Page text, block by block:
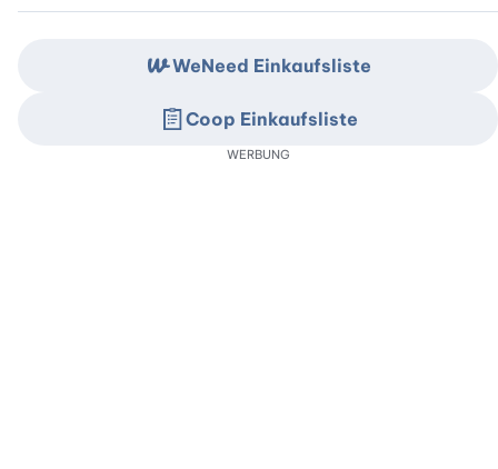
WeNeed Einkaufsliste
Coop Einkaufsliste
WERBUNG